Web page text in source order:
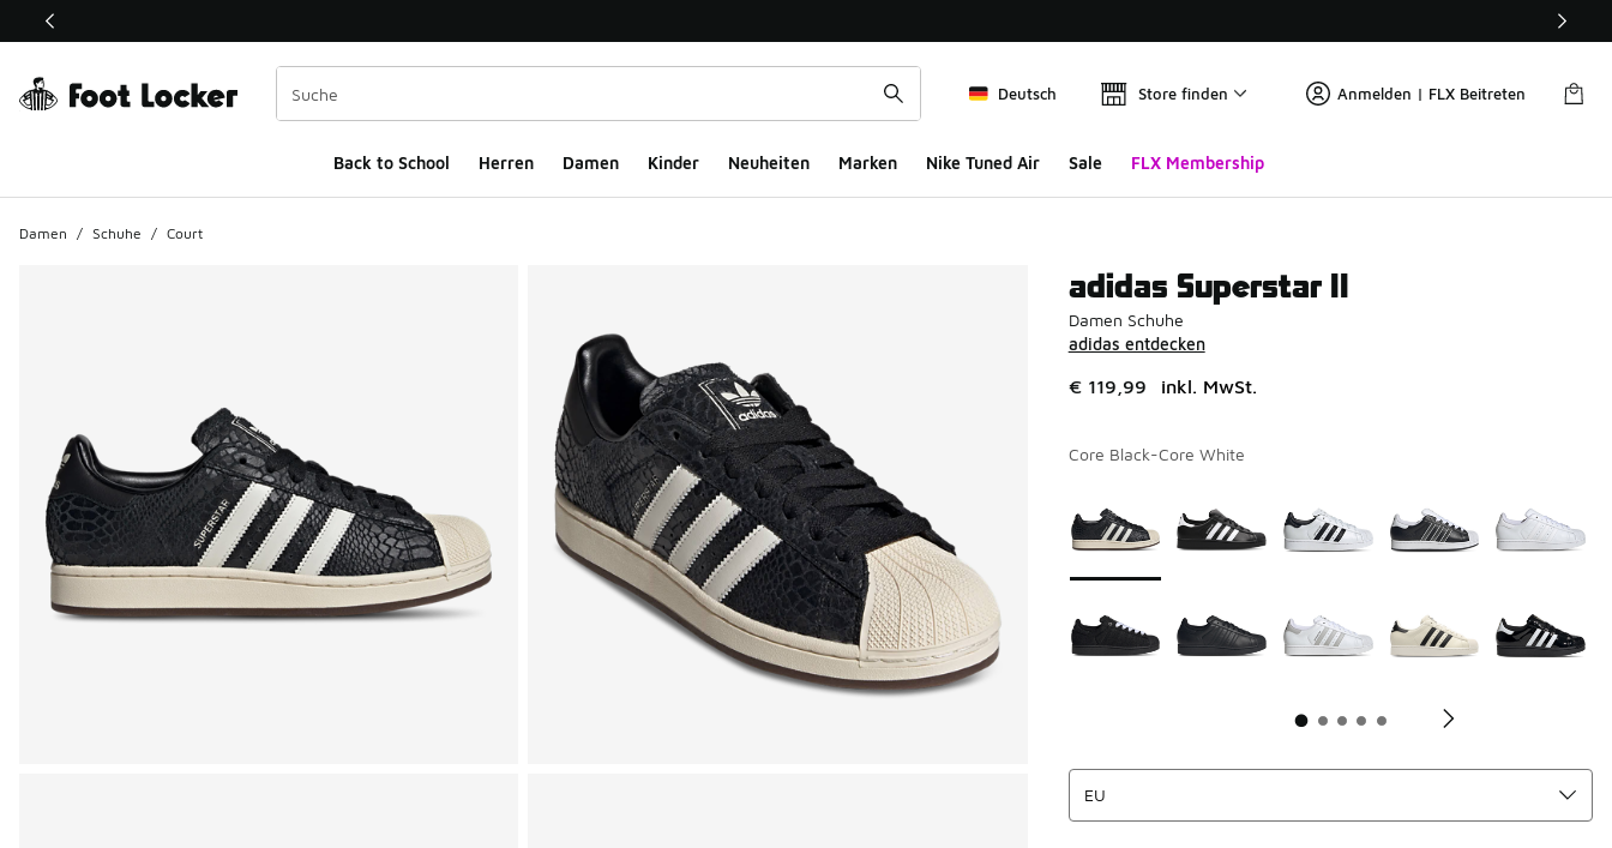
Dieser Link öffnet sich in einem neuen Fenster
Deutsch Store finden Anmelden | FLX Beitreten
Back to School Herren Damen Kinder Neuheiten Marken Nike Tuned Air Sale FLX Membership
Damen / Schuhe / Court
adidas Superstar II
Damen Schuhe
adidas entdecken
€ 119,99 inkl. MwSt.
Core Black-Core White